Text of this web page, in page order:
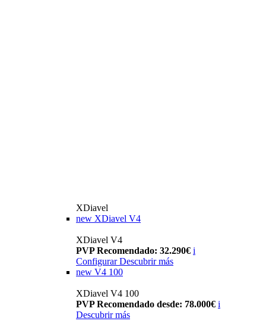
XDiavel
new XDiavel V4
XDiavel V4
PVP Recomendado: 32.290€ i
Configurar Descubrir más
new V4 100
XDiavel V4 100
PVP Recomendado desde: 78.000€ i
Descubrir más